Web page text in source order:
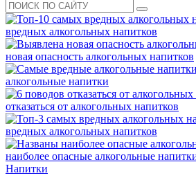
вредных алкогольных напитков
новая опасность алкогольных напитков
алкогольные напитки
отказаться от алкогольных напитков
вредных алкогольных напитков
наиболее опасные алкогольные
Напитки